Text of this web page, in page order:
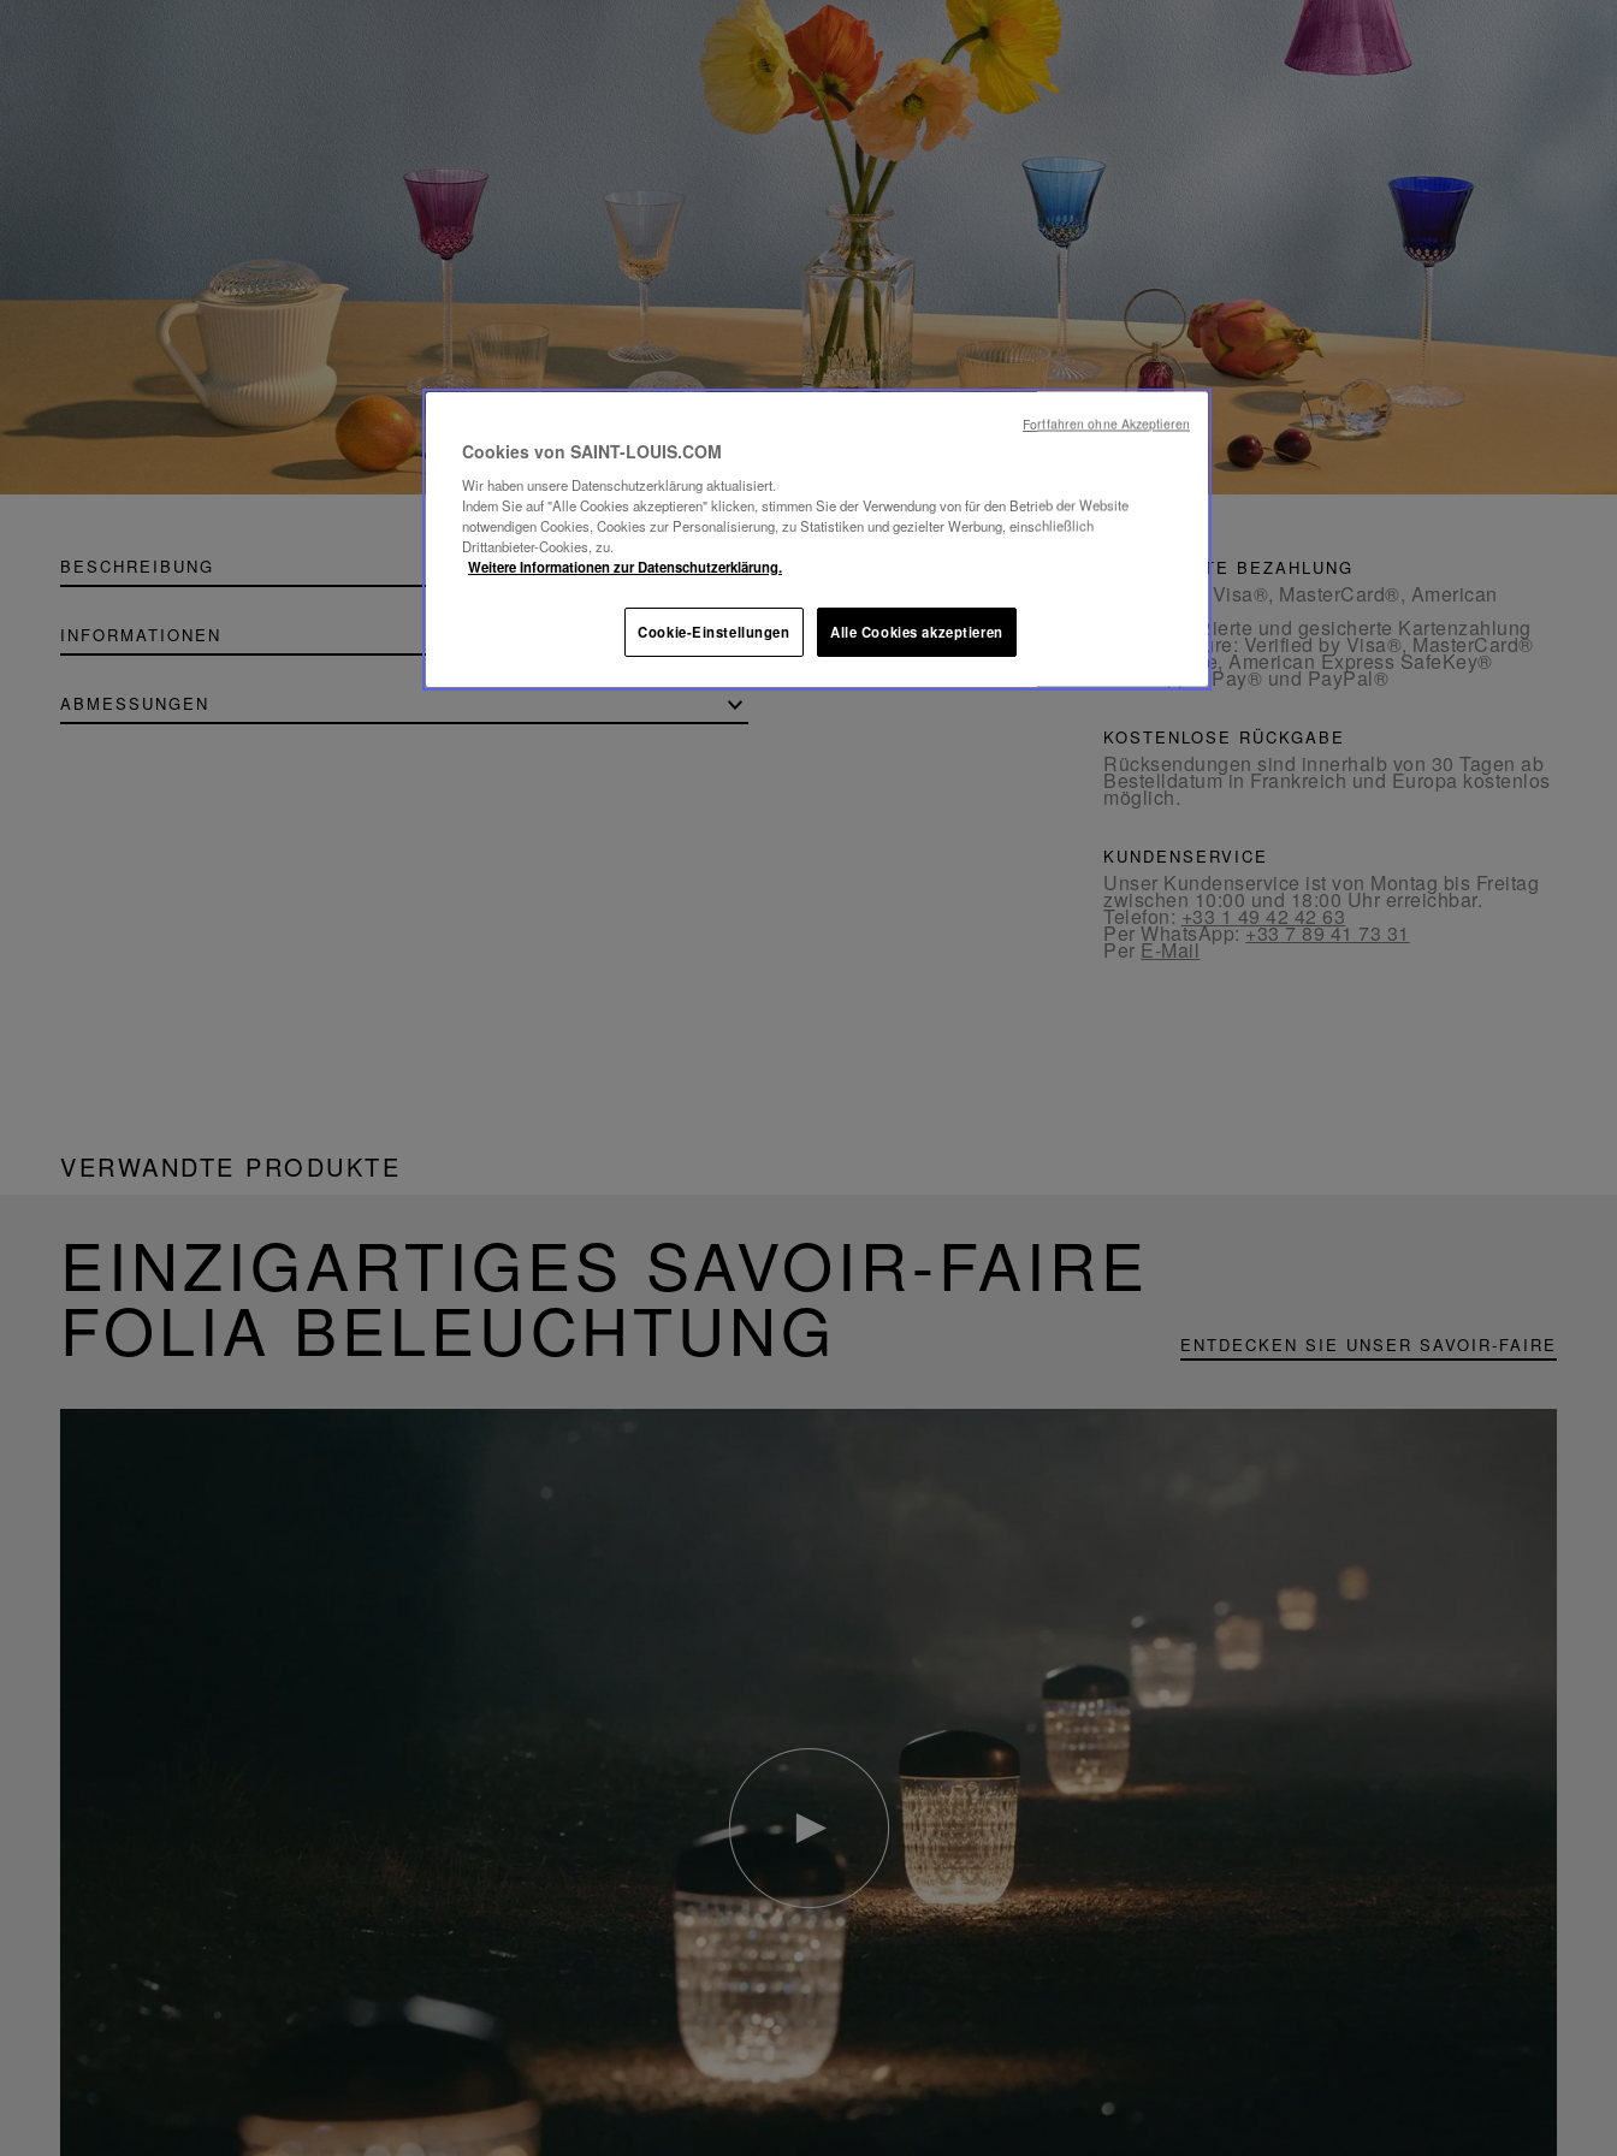
BESCHREIBUNG
INFORMATIONEN
ABMESSUNGEN
GESICHERTE BEZAHLUNG
- Per Karte: Visa®, MasterCard®, American
- Authentifizierte und gesicherte Kartenzahlung
mit 3D Secure: Verified by Visa®, MasterCard®
SecureCode, American Express SafeKey®
- Per Apple Pay® und PayPal®
KOSTENLOSE RÜCKGABE
Rücksendungen sind innerhalb von 30 Tagen ab
Bestelldatum in Frankreich und Europa kostenlos
möglich.
KUNDENSERVICE
Unser Kundenservice ist von Montag bis Freitag
zwischen 10:00 und 18:00 Uhr erreichbar.
Telefon:+33 1 49 42 42 63
Per WhatsApp:+33 7 89 41 73 31
Per E-Mail
VERWANDTE PRODUKTE
EINZIGARTIGES SAVOIR-FAIRE
FOLIA BELEUCHTUNG ENTDECKEN SIE UNSER SAVOIR-FAIRE
abspielen
YouTube-
Video,
Folia
Mini-
Portable-
Lampe
Cookies von SAINT-LOUIS.COM
Wir haben unsere Datenschutzerklärung aktualisiert.
Indem Sie auf "Alle Cookies akzeptieren" klicken, stimmen Sie der Verwendung von für den Betrieb der Website
notwendigen Cookies, Cookies zur Personalisierung, zu Statistiken und gezielter Werbung, einschließlich
Drittanbieter-Cookies, zu.
Weitere Informationen zur Datenschutzerklärung.
Cookie-Einstellungen Alle Cookies akzeptieren
Fortfahren ohne Akzeptieren